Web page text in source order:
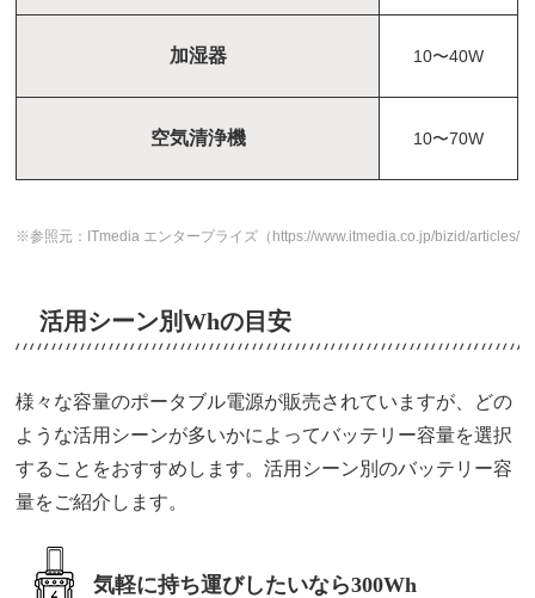
加湿器 10〜40W
空気清浄機 10〜70W
※参照元：ITmedia エンタープライズ （https://www.itmedia.co.jp/bizid/articles/
活用シーン別Whの目安
様々な容量のポータブル電源が販売されていますが、どの
ような活用シーンが多いかによってバッテリー容量を選択
することをおすすめします。活用シーン別のバッテリー容
量をご紹介します。
気軽に持ち運びしたいなら300Wh